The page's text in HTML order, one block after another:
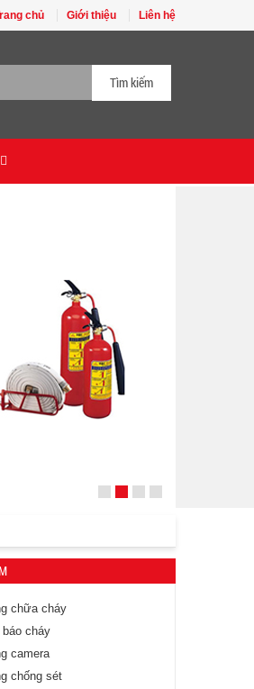
chủ Giới thiệu Liên hệ
Tìm kiếm
chữa cháy
cháy
camera
chống sét